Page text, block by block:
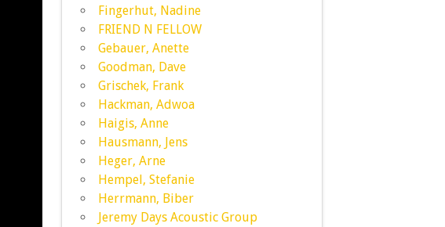
Fingerhut, Nadine
FRIEND N FELLOW
Gebauer, Anette
Goodman, Dave
Grischek, Frank
Hackman, Adwoa
Haigis, Anne
Hausmann, Jens
Heger, Arne
Hempel, Stefanie
Herrmann, Biber
Jeremy Days Acoustic Group